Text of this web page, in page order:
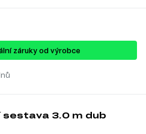
záruky od výrobce
3.0 m dub